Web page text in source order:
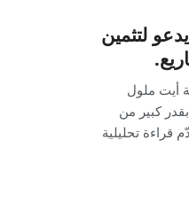
لتثمين
أيت ملول
كبير من
قراءة تحليلية